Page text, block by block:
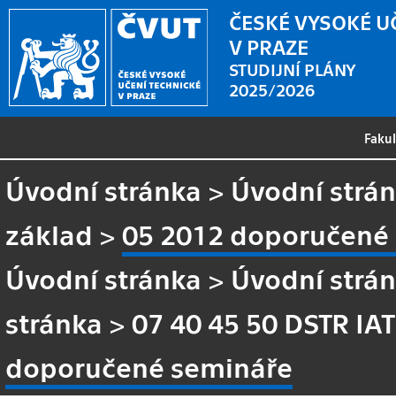
ČESKÉ VYSOKÉ
V PRAZE
STUDIJNÍ PLÁNY
2025/2026
Úvodní stránka > Úvodní
základ >05 2012
Úvodní stránka > Úvodní
stránka >07 40 45 50 DSTR
doporučené semináře